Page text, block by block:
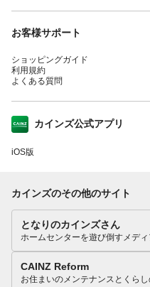
お客様サポート
ショッピングガイド
利用規約
よくある質問
カインズ公式アプリ
iOS版
カインズのその他のサイト
となりのカインズさん
ホームセンターを遊び倒すメディ
CAINZ Reform
お住まいのメンテナンスとくらし